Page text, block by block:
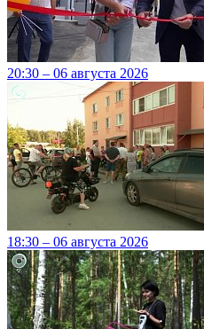
20:30 – 06 августа 2026
18:30 – 06 августа 2026